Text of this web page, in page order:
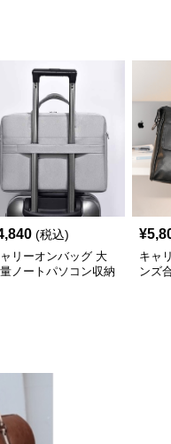
(税込)
リーオンバッグ 大
ノートパソコン収納
¥
キャ
ンズ